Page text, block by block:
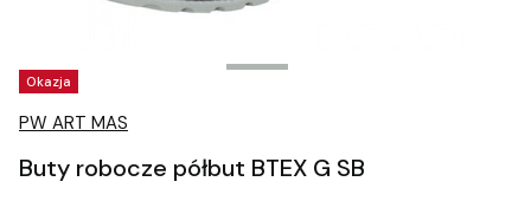
Tagi produktu
Okazja
PW ART MAS
Buty robocze półbut BTEX G SB